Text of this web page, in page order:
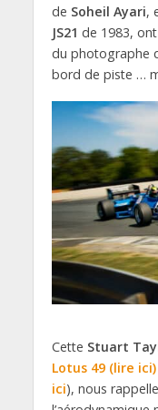
de Soheil Ayari,
JS21 de 1983,
du photographe
bord de piste …
Cette Stuart
Lotus 49 (lire ici)
ici), nous